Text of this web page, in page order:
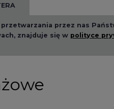
przez nas
znajduje się w polityce